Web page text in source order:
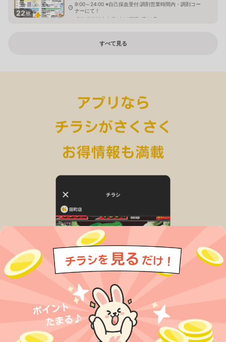
22枚
9:00～24:00 ※自己採血受付:調剤営業時間内・調剤コー
ナーにて！
北海道旭川市末広1条10丁目1番20号
すべて見る